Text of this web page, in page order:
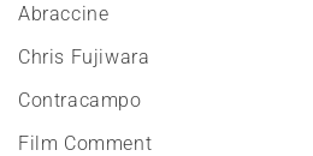
Abraccine
Chris Fujiwara
Contracampo
Film Comment